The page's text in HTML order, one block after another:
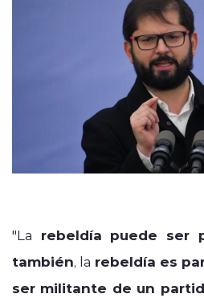
"La rebeldía puede ser
también, la rebeldía es
ser militante de un